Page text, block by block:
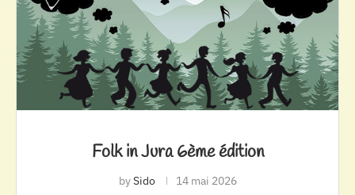
Folk in Jura 6ème édition
bySido 14 mai 2026